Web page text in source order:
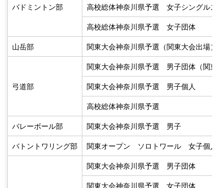
バドミントン部 高校総体神奈川県予選 女子シングルス
高校総体神奈川県予選 女子団体
山岳部 関東大会神奈川県予選（関東大会出場）
弓道部
関東大会神奈川県予選 男子団体（関
関東大会神奈川県予選 男子個人
高校総体神奈川県予選
バレーボール部 関東大会神奈川県予選 男子
バトントワリング部 関東オープン ソロトワール 女子個人
関東大会神奈川県予選 男子団体
関東大会神奈川県予選 女子団体